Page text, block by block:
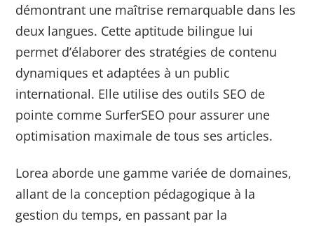
démontrant une maîtrise remarquable dans les
deux langues. Cette aptitude bilingue lui
permet d’élaborer des stratégies de contenu
dynamiques et adaptées à un public
international. Elle utilise des outils SEO de
pointe comme SurferSEO pour assurer une
optimisation maximale de tous ses articles.
Lorea aborde une gamme variée de domaines,
allant de la conception pédagogique à la
gestion du temps, en passant par la